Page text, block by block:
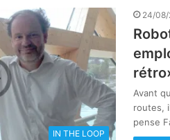
IN THE LOOP
24/08/
Avant
routes,
pense